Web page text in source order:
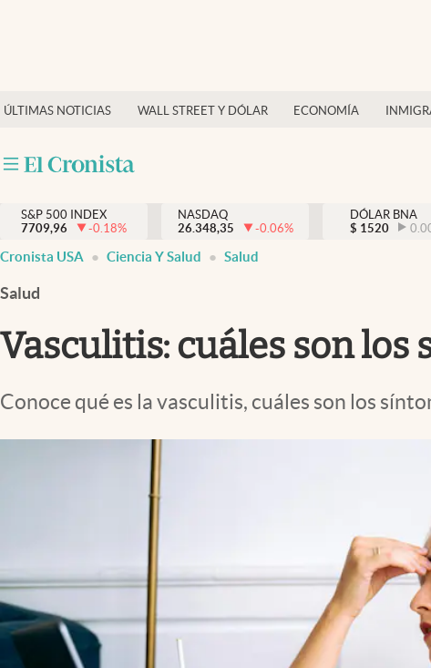
ÚLTIMAS NOTICIAS WALL STREET Y DÓLAR ECONOMÍA
Finanzas y economía
Inmigración
Trending
Streaming
S&P 500 INDEX
7709,96
-0.18%
NASDAQ
26.348,35
-0.06%
DÓLAR BNA
$ 1520
Cronista USA Ciencia Y Salud Salud
Salud
Vasculitis: cuáles son los
Conoce qué es la vasculitis, cuáles son los